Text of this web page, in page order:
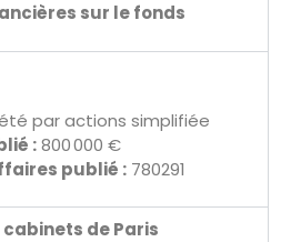
sur le fonds
par actions simplifiée
:800 000 €
publié : 780291
de Paris